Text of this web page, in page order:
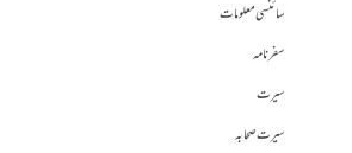
سائنسی معلومات
سفرنامہ
سیرت
سیرت صحابہ